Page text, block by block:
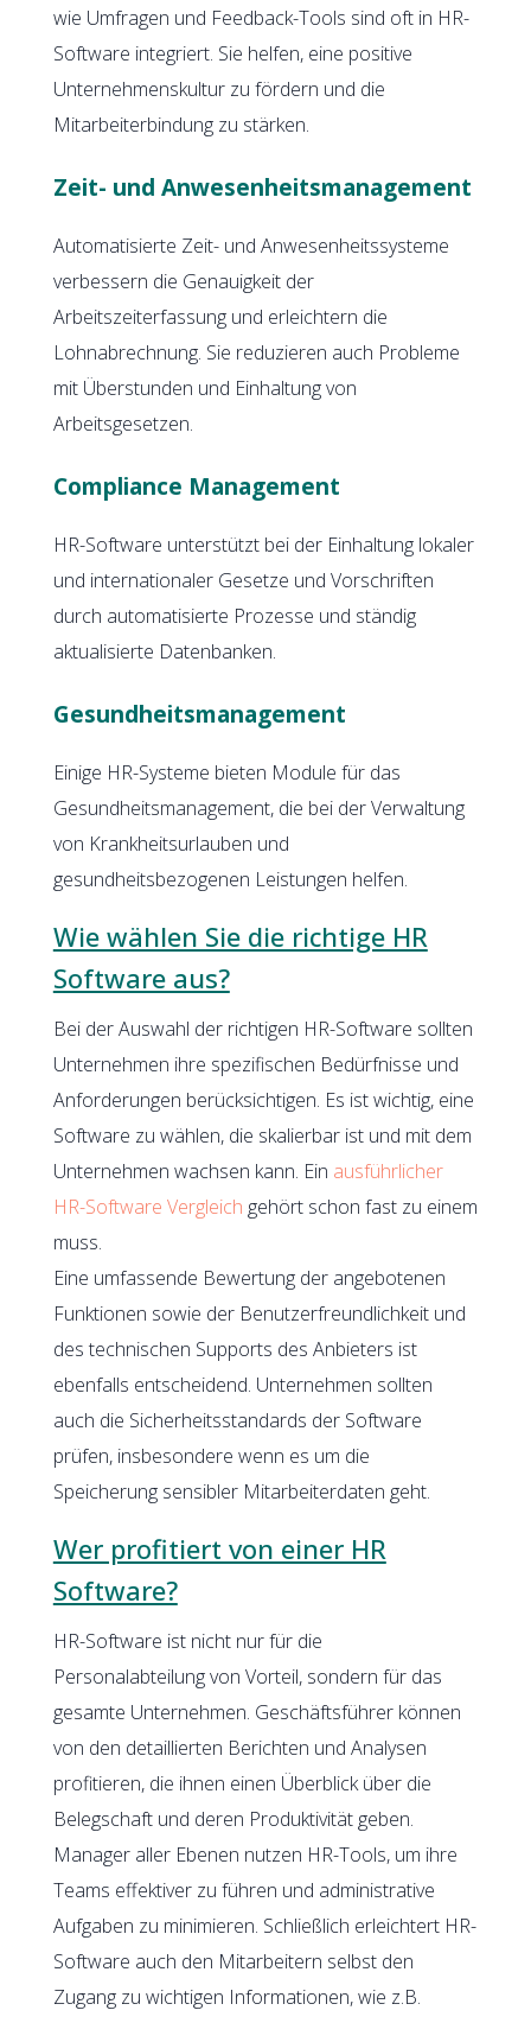
wie Umfragen und Feedback-Tools sind oft in HR-
Software integriert. Sie helfen, eine positive
Unternehmenskultur zu fördern und die
Mitarbeiterbindung zu stärken.
Zeit- und Anwesenheitsmanagement
Automatisierte Zeit- und Anwesenheitssysteme
verbessern die Genauigkeit der
Arbeitszeiterfassung und erleichtern die
Lohnabrechnung. Sie reduzieren auch Probleme
mit Überstunden und Einhaltung von
Arbeitsgesetzen.
Compliance Management
HR-Software unterstützt bei der Einhaltung lokaler
und internationaler Gesetze und Vorschriften
durch automatisierte Prozesse und ständig
aktualisierte Datenbanken.
Gesundheitsmanagement
Einige HR-Systeme bieten Module für das
Gesundheitsmanagement, die bei der Verwaltung
von Krankheitsurlauben und
gesundheitsbezogenen Leistungen helfen.
Wie wählen Sie die richtige HR
Software aus?
Bei der Auswahl der richtigen HR-Software sollten
Unternehmen ihre spezifischen Bedürfnisse und
Anforderungen berücksichtigen. Es ist wichtig, eine
Software zu wählen, die skalierbar ist und mit dem
Unternehmen wachsen kann. Ein ausführlicher
HR-Software Vergleich gehört schon fast zu einem
muss.
Eine umfassende Bewertung der angebotenen
Funktionen sowie der Benutzerfreundlichkeit und
des technischen Supports des Anbieters ist
ebenfalls entscheidend. Unternehmen sollten
auch die Sicherheitsstandards der Software
prüfen, insbesondere wenn es um die
Speicherung sensibler Mitarbeiterdaten geht.
Wer profitiert von einer HR
Software?
HR-Software ist nicht nur für die
Personalabteilung von Vorteil, sondern für das
gesamte Unternehmen. Geschäftsführer können
von den detaillierten Berichten und Analysen
profitieren, die ihnen einen Überblick über die
Belegschaft und deren Produktivität geben.
Manager aller Ebenen nutzen HR-Tools, um ihre
Teams effektiver zu führen und administrative
Aufgaben zu minimieren. Schließlich erleichtert HR-
Software auch den Mitarbeitern selbst den
Zugang zu wichtigen Informationen, wie z.B.